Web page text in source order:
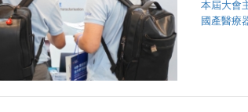
本屆大會
國產醫療